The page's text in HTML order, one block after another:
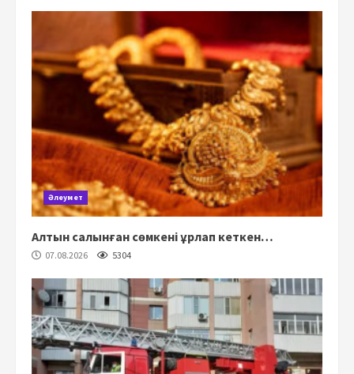
Әлеумет
Алтын салынған сөмкені ұрлап кеткен…
07.08.2026 5304